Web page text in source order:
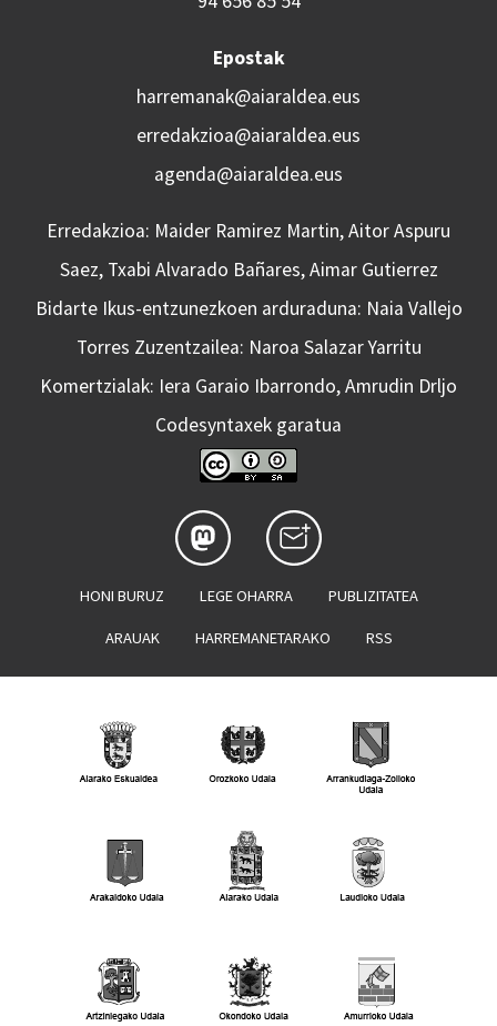
Epostak
harremanak@aiaraldea.eus
erredakzioa@aiaraldea.eus
agenda@aiaraldea.eus
Erredakzioa: Maider Ramirez Martin, Aitor Aspuru
Saez, Txabi Alvarado Bañares, Aimar Gutierrez
Bidarte Ikus-entzunezkoen arduraduna: Naia Vallejo
Torres Zuzentzailea: Naroa Salazar Yarritu
Komertzialak: Iera Garaio Ibarrondo, Amrudin Drljo
Codesyntaxek garatua
HONI BURUZ LEGE OHARRA PUBLIZITATEA
ARAUAK HARREMANETARAKO RSS